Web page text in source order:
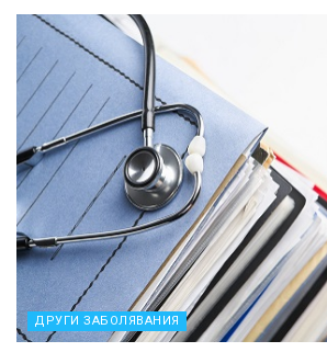
ДРУГИ ЗАБОЛЯВАНИЯ